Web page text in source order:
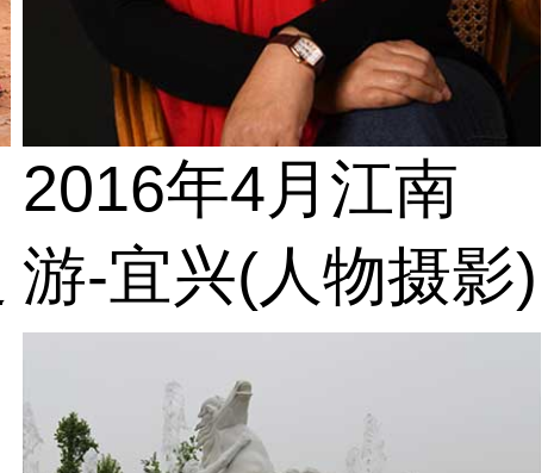
2016年4月江南
游-宜兴(人物摄影)